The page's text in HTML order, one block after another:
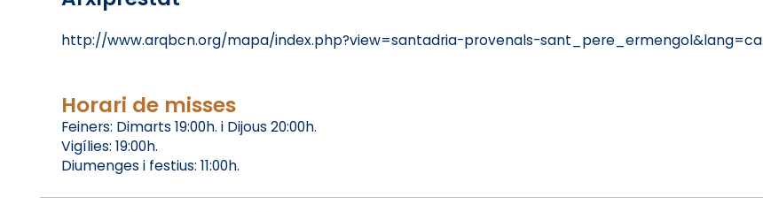
http://www.arqbcn.org/mapa/index.php?view=santadria-provenals-sant_pere_ermengol&lang=ca
Horari de misses
Feiners: Dimarts 19:00h. i Dijous 20:00h.
Vigílies: 19:00h.
Diumenges i festius: 11:00h.